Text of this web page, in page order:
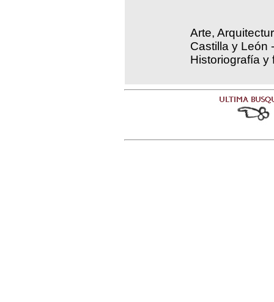
Arte,
Castilla y León
Historiografía y